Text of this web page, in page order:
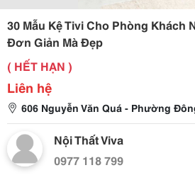
30 Mẫu Kệ Tivi Cho Phòng Khách
Đơn Giản Mà Đẹp
( HẾT HẠN )
Liên hệ
606 Nguyễn Văn Quá - Phường
Nội Thất Viva
0977 118 799